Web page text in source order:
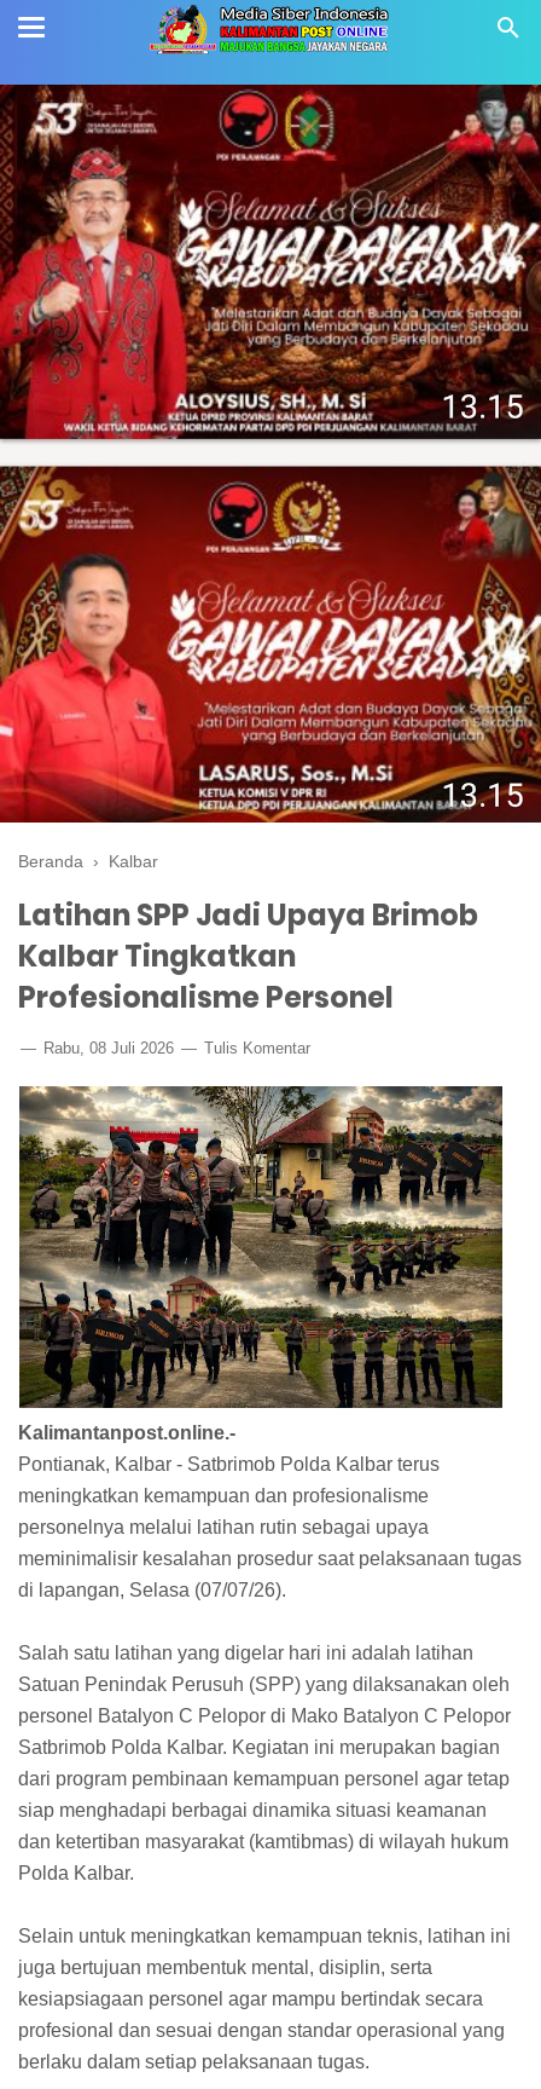
Beranda › Kalbar
Latihan SPP Jadi Upaya Brimob
Kalbar Tingkatkan
Profesionalisme Personel
Rabu, 08 Juli 2026 Tulis Komentar
Kalimantanpost.online.-
Pontianak, Kalbar - Satbrimob Polda Kalbar terus
meningkatkan kemampuan dan profesionalisme
personelnya melalui latihan rutin sebagai upaya
meminimalisir kesalahan prosedur saat pelaksanaan tugas
di lapangan, Selasa (07/07/26).
Salah satu latihan yang digelar hari ini adalah latihan
Satuan Penindak Perusuh (SPP) yang dilaksanakan oleh
personel Batalyon C Pelopor di Mako Batalyon C Pelopor
Satbrimob Polda Kalbar. Kegiatan ini merupakan bagian
dari program pembinaan kemampuan personel agar tetap
siap menghadapi berbagai dinamika situasi keamanan
dan ketertiban masyarakat (kamtibmas) di wilayah hukum
Polda Kalbar.
Selain untuk meningkatkan kemampuan teknis, latihan ini
juga bertujuan membentuk mental, disiplin, serta
kesiapsiagaan personel agar mampu bertindak secara
profesional dan sesuai dengan standar operasional yang
berlaku dalam setiap pelaksanaan tugas.